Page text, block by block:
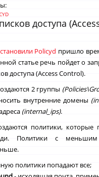
доступа
Policyd пришло
статье речь пойдет о
доступа (Access Control).
2 группы
внутренние домены
(internal_ips).
политики, которые
Политики с меньшим
политики попадают все;